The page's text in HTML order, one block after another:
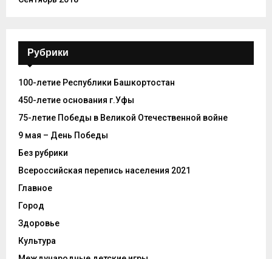
Рубрики
100-летие Республики Башкортостан
450-летие основания г.Уфы
75-летие Победы в Великой Отечественной войне
9 мая – День Победы
Без рубрики
Всероссийская перепись населения 2021
Главное
Город
Здоровье
Культура